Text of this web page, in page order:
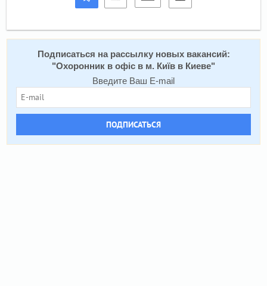
Подписаться на расcылку новых вакансий:
"Охоронник в офіс в м. Київ в Киеве"
Введите Ваш E-mail
ПОДПИСАТЬСЯ